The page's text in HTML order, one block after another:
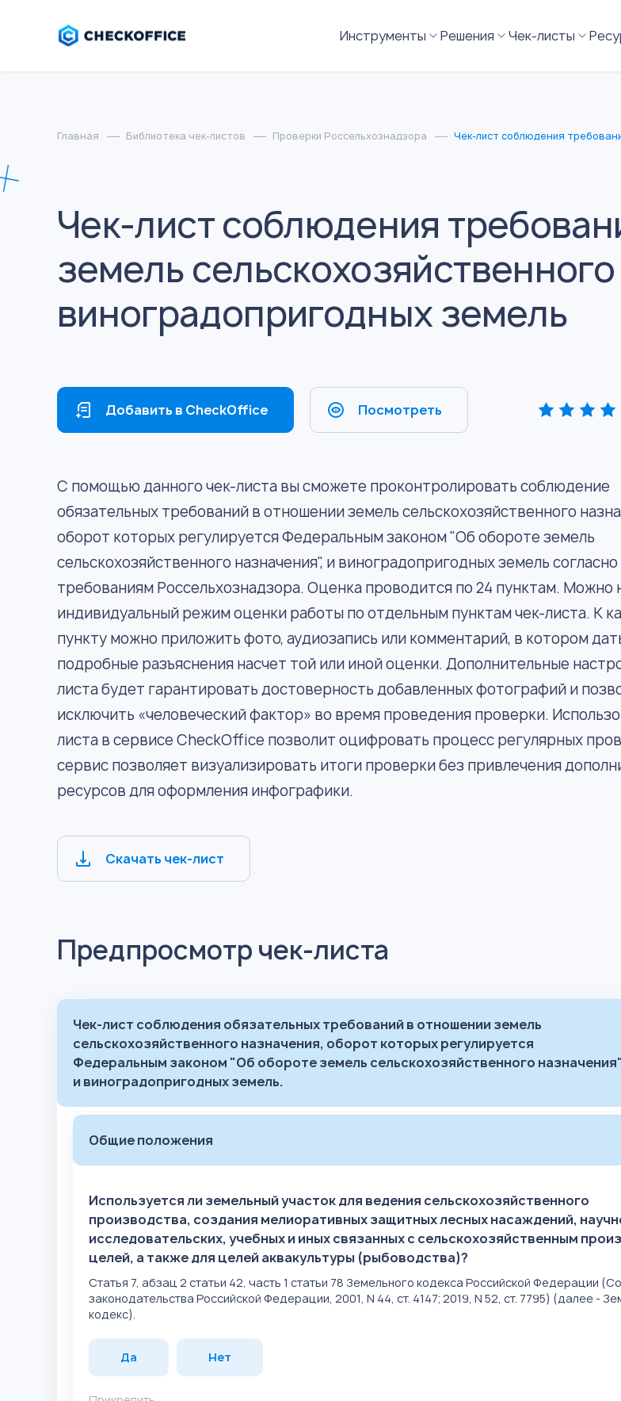
Инструменты Решения Чек-листы
Главная Библиотека чек-листов Проверки Россельхознадзора Чек-лист соблюдения
Чек-лист соблюдения
земель
виноградопригодных земель
Добавить в CheckOffice Посмотреть
С помощью данного чек-листа вы сможете проконтролировать соблюдение
обязательных требований в отношении земель сельскохозяйственного
оборот которых регулируется Федеральным законом "Об обороте земель
сельскохозяйственного назначения", и виноградопригодных земель согласно
требованиям Россельхознадзора. Оценка проводится по 24 пунктам. Можно
индивидуальный режим оценки работы по отдельным пунктам чек-листа. К
пункту можно приложить фото, аудиозапись или комментарий, в котором
подробные разъяснения насчет той или иной оценки. Дополнительные
листа будет гарантировать достоверность добавленных фотографий и
исключить «человеческий фактор» во время проведения проверки.
листа в сервисе CheckOffice позволит оцифровать процесс регулярных
сервис позволяет визуализировать итоги проверки без привлечения
ресурсов для оформления инфографики.
Скачать чек-лист
Предпросмотр чек-листа
Чек-лист соблюдения обязательных требований в отношении земель
сельскохозяйственного назначения, оборот которых регулируется
Федеральным законом "Об обороте земель сельскохозяйственного
и виноградопригодных земель.
Общие положения
Используется ли земельный участок для ведения сельскохозяйственного
производства, создания мелиоративных защитных лесных насаждений,
исследовательских, учебных и иных связанных с сельскохозяйственным
целей, а также для целей аквакультуры (рыбоводства)?
Статья 7, абзац 2 статьи 42, часть 1 статьи 78 Земельного кодекса Российской Федерации
законодательства Российской Федерации, 2001, N 44, ст. 4147; 2019, N 52, ст. 7795) (далее -
кодекс).
Да Нет